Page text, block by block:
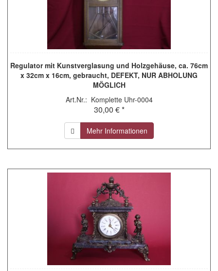
Regulator mit Kunstverglasung und Holzgehäuse, ca. 76cm
x 32cm x 16cm, gebraucht, DEFEKT, NUR ABHOLUNG
MÖGLICH
Art.Nr.: Komplette Uhr-0004
30,00 € *
Mehr Informationen